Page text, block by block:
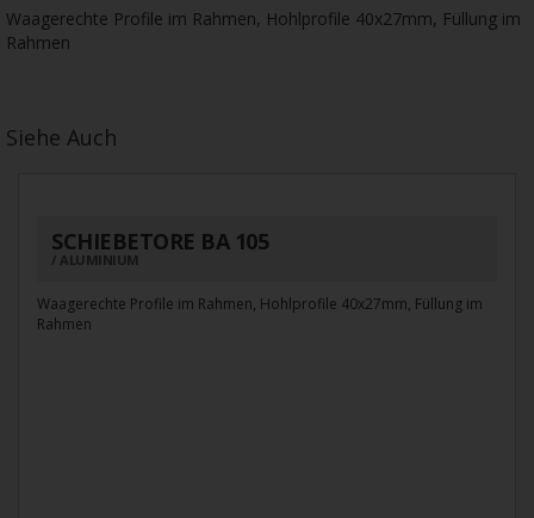
Waagerechte Profile im Rahmen, Hohlprofile 40x27mm, Füllung im
Rahmen
Siehe Auch
SCHIEBETORE BA 105
ALUMINIUM
Waagerechte Profile im Rahmen, Hohlprofile 40x27mm, Füllung im
Rahmen